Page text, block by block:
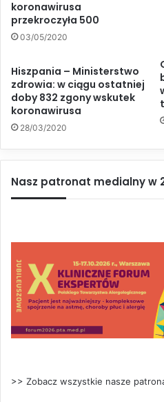
koronawirusa
przekroczyła 500
03/05/2020
Hiszpania – Ministerstwo
zdrowia: w ciągu ostatniej
doby 832 zgony wskutek
koronawirusa
28/03/2020
Nasz patronat medialny w
>> Zobacz wszystkie nasze